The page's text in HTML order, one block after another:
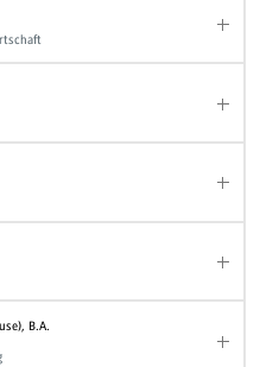
B.A.